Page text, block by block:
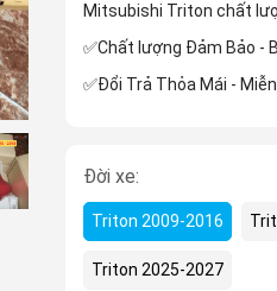
Mitsubishi Triton chất
✅Chất lượng Đảm Bảo -
✅Đổi Trả Thỏa Mái -
Đời xe:
Triton 2009-2016
Triton 2025-2027